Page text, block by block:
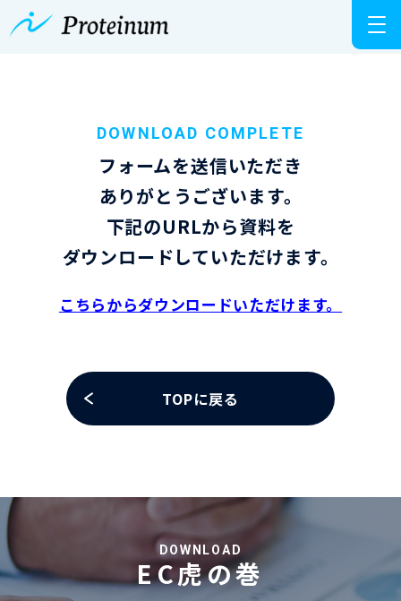
DOWNLOAD COMPLETE
フォームを送信いただき
ありがとうございます。
下記のURLから資料を
ダウンロードしていただけます。
こちらからダウンロードいただけます。
TOPに戻る
DOWNLOAD
EC虎の巻